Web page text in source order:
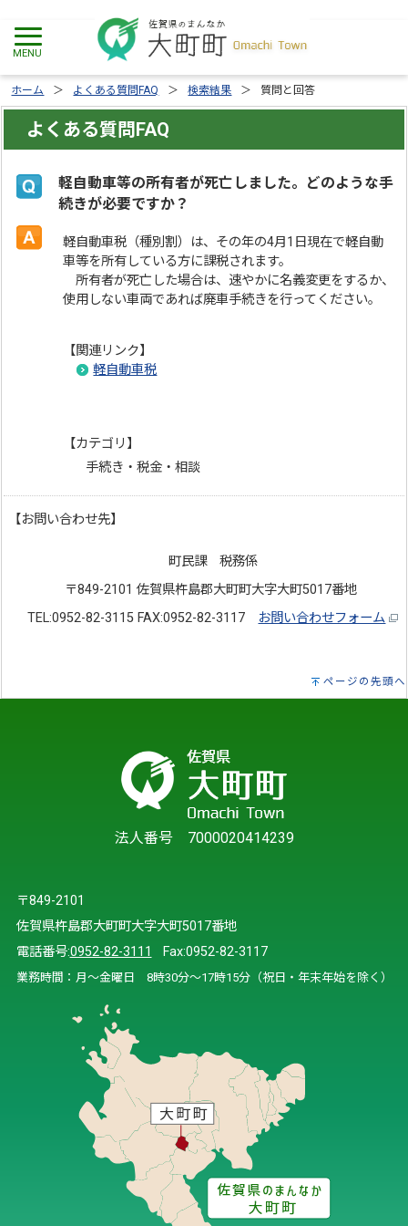
ホーム よくある質問FAQ 検索結果 質問と回答
よくある質問FAQ
軽自動車等の所有者が死亡しました。どのような手
続きが必要ですか？
軽自動車税（種別割）は、その年の4月1日現在で軽自動
車等を所有している方に課税されます。
所有者が死亡した場合は、速やかに名義変更をするか、
使用しない車両であれば廃車手続きを行ってください。
【関連リンク】
軽自動車税
【カテゴリ】
手続き・税金・相談
【お問い合わせ先】
町民課 税務係
〒849-2101 佐賀県杵島郡大町町大字大町5017番地
TEL:0952-82-3115 FAX:0952-82-3117
お問い合わせフォーム
ページの先頭へ
法人番号 7000020414239
〒849-2101
佐賀県杵島郡大町町大字大町5017番地
電話番号:0952-82-3111 Fax:0952-82-3117
業務時間：月～金曜日 8時30分～17時15分（祝日・年末年始を除く）